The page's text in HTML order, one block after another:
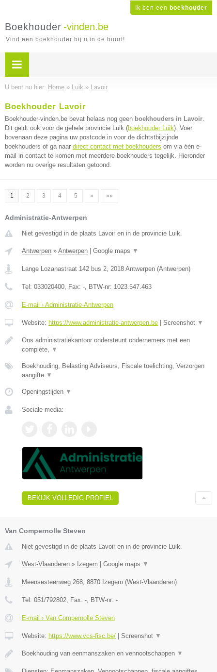
Ik ben een boekhouder
Boekhouder -vinden.be
Vind een boekhouder bij u in de buurt!
U bent nu hier: Home » Luik » Lavoir
Boekhouder Lavoir
Boekhouder-vinden.be bevat helaas nog geen boekhouders in Lavoir.
Dit geldt ook voor de gehele provincie Luik (boekhouder Luik). Voer
bovenaan deze pagina uw postcode in voor de dichtstbijzijnde
boekhouders of ga naar direct contact met boekhouders om via één e-
mail in contact te komen met meerdere boekhouders tegelijk. Hieronder
worden nu overige resultaten getoond.
1 2 3 4 5 » »»
Administratie-Antwerpen
Niet gevestigd in de plaats Lavoir en in de provincie Luik.
Antwerpen » Antwerpen Google maps ▼
Lange Lozanastraat 142 bus 2, 2018 Antwerpen (Antwerpen)
Tel: 033020400, Fax: -, BTW-nr: 1023.547.463
E-mail › Administratie-Antwerpen
Website: https://www.administratie-antwerpen.be Screenshot ▼
Ons administratiekantoor ondersteunt ondernemers met een
complete, ▼
Boekhouding, Belasting Adviseurs, Fiscale toelichting, Verzorgen
aangifte ▼
Openingstijden ▼
Sociale media:
BEKIJK VOLLEDIG PROFIEL
Van Compernolle Steven
Niet gevestigd in de plaats Lavoir en in de provincie Luik.
West-Vlaanderen » Izegem Google maps ▼
Meensesteenweg 268, 8870 Izegem (West-Vlaanderen)
Tel: 051/792802, Fax: -, BTW-nr: -
E-mail › Van Compernolle Steven
Website: https://www.vcs-fisc.be/ Screenshot ▼
Boekhouding van eenmanszaken en vennootschappen ▼